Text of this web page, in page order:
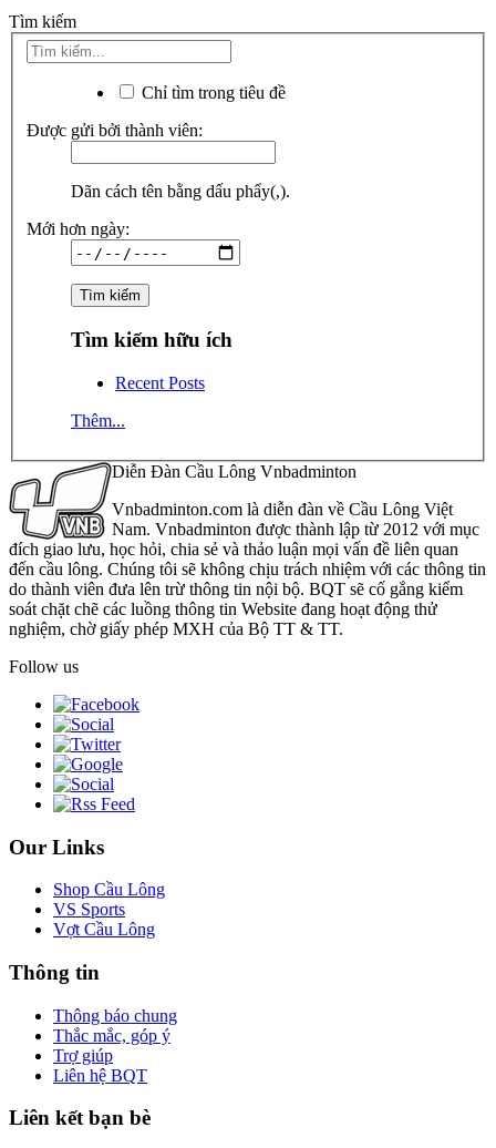
Tìm kiếm
Chỉ tìm trong tiêu đề
Được gửi bởi thành viên:
Dãn cách tên bằng dấu phẩy(,).
Mới hơn ngày:
Tìm kiếm hữu ích
Recent Posts
Thêm...
Diễn Đàn Cầu Lông Vnbadminton
Vnbadminton.com là diễn đàn về Cầu Lông Việt
Nam. Vnbadminton được thành lập từ 2012 với mục
đích giao lưu, học hỏi, chia sẻ và thảo luận mọi vấn đề liên quan
đến cầu lông. Chúng tôi sẽ không chịu trách nhiệm với các thông tin
do thành viên đưa lên trừ thông tin nội bộ. BQT sẽ cố gắng kiểm
soát chặt chẽ các luồng thông tin Website đang hoạt động thử
nghiệm, chờ giấy phép MXH của Bộ TT & TT.
Follow us
Our Links
Shop Cầu Lông
VS Sports
Vợt Cầu Lông
Thông tin
Thông báo chung
Thắc mắc, góp ý
Trợ giúp
Liên hệ BQT
Liên kết bạn bè